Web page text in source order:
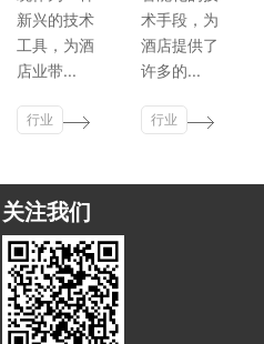
新兴的技术
工具，为酒
店业带...
行业
术手段，为
酒店提供了
许多的...
行业
关注我们